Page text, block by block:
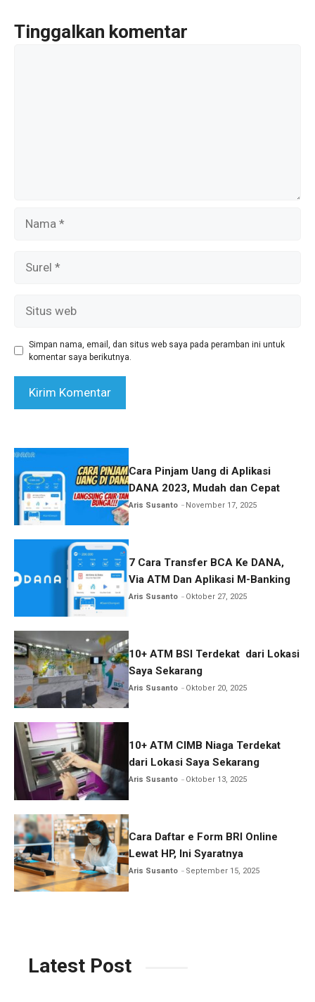
o
k
p
m
Tinggalkan komentar
web
Simpan nama, email, dan situs web saya pada peramban ini untuk
komentar saya berikutnya.
Cara Pinjam Uang di Aplikasi
DANA 2023, Mudah dan Cepat
Aris Susanto November 17, 2025
7 Cara Transfer BCA Ke DANA,
Via ATM Dan Aplikasi M-Banking
Aris Susanto Oktober 27, 2025
10+ ATM BSI Terdekat dari Lokasi
Saya Sekarang
Aris Susanto Oktober 20, 2025
10+ ATM CIMB Niaga Terdekat
dari Lokasi Saya Sekarang
Aris Susanto Oktober 13, 2025
Cara Daftar e Form BRI Online
Lewat HP, Ini Syaratnya
Aris Susanto September 15, 2025
Latest Post